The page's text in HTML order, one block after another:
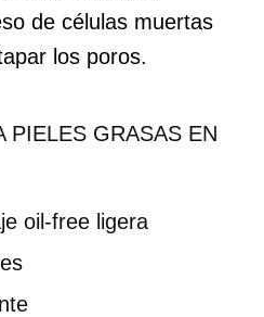
de células muertas
los poros.
PIELES GRASAS EN
oil-free ligera